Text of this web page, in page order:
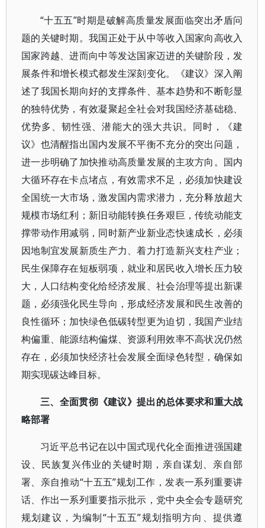
“十五五”时期是破解高质量发展面临突出矛盾问
题的关键时期。我国正处于从中等收入国家向高收入
国家跨越、进而向中等发达国家迈进的关键阶段，发
展条件和增长模式都发生深刻变化。《建议》深入阐
述了我国长期向好的支撑条件、基本趋势和不断彰显
的独特优势，有效凝聚起全社会对我国经济基础稳、
优势多、韧性强、潜能大的强大共识。同时，《建
议》也清醒指出国内发展不平衡不充分的突出问题，
进一步明确了加快推动高质量发展的主攻方向。国内
大循环存在卡点堵点，有效需求不足，必须加快建设
全国统一大市场，激发国内需求潜力，充分释放超大
规模市场红利；新旧动能转换任务艰巨，传统动能支
撑带动作用减弱，同时新产业新业态快速成长，必须
因地制宜发展新质生产力、着力打造新兴支柱产业；
民生保障存在短板弱项，就业和居民收入增长压力较
大，人口结构变化给经济发展、社会治理等提出新课
题，必须强化民生导向，形成经济发展和民生改善的
良性循环；加快绿色低碳转型更为迫切，我国产业结
构偏重、能源结构偏煤、资源利用效率不高状况仍然
存在，必须加快经济社会发展全面绿色转型，确保如
期实现碳达峰目标。
三、全面贯彻《建议》提出的总体要求和重大战
略部署
习近平总书记在以中国式现代化全面推进强国建
设、民族复兴伟业的关键时期，亲自谋划、亲自部
署、亲自推动“十五五”规划工作，发表一系列重要讲
话、作出一系列重要指示批示，党中央全会专题研究
规划建议，为编制“十五五”规划指明方向、提供遵